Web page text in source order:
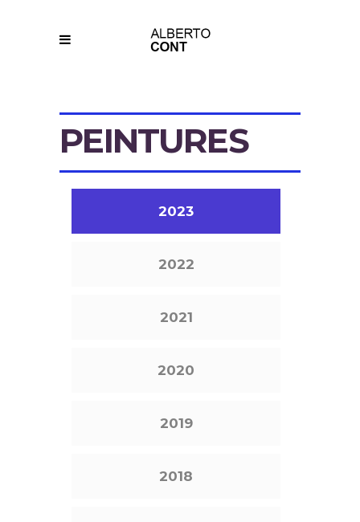
PEINTURES
2023
2022
2021
2020
2019
2018